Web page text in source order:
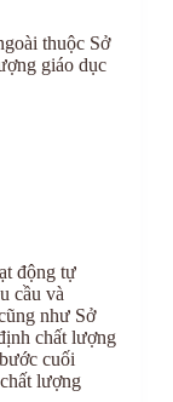
thuộc Sở
giáo dục
động tự
cầu và
như Sở
chất lượng
cuối
lượng